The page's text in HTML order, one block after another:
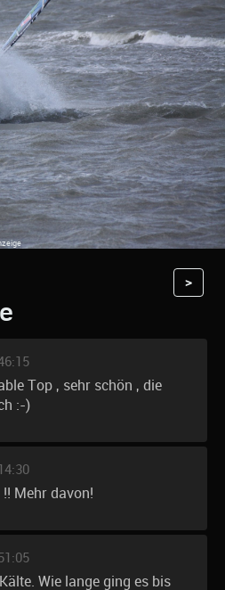
>
Top , sehr schön , die
:-)
Mehr davon!
Wie lange ging es bis